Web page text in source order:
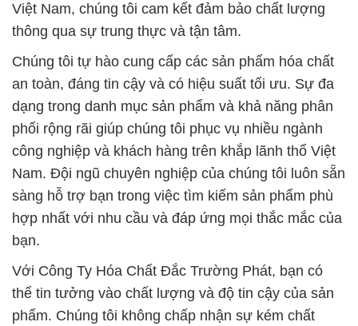
Việt Nam, chúng tôi cam kết đảm bảo chất lượng
thông qua sự trung thực và tận tâm.
Chúng tôi tự hào cung cấp các sản phẩm hóa chất
an toàn, đáng tin cậy và có hiệu suất tối ưu. Sự đa
dạng trong danh mục sản phẩm và khả năng phân
phối rộng rãi giúp chúng tôi phục vụ nhiều ngành
công nghiệp và khách hàng trên khắp lãnh thổ Việt
Nam. Đội ngũ chuyên nghiệp của chúng tôi luôn sẵn
sàng hỗ trợ bạn trong việc tìm kiếm sản phẩm phù
hợp nhất với nhu cầu và đáp ứng mọi thắc mắc của
bạn.
Với Công Ty Hóa Chất Đắc Trường Phát, bạn có
thể tin tưởng vào chất lượng và độ tin cậy của sản
phẩm. Chúng tôi không chấp nhận sự kém chất